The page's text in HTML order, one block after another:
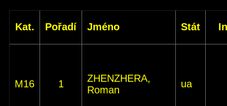
Kat. Pořadí Jméno Stát
M16 1
ZHENZHERA,
Roman
ua